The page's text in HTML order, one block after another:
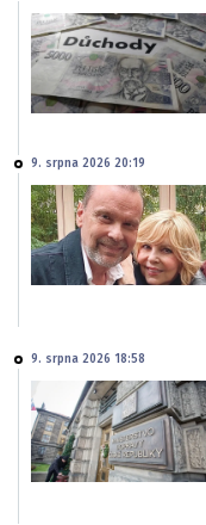
9. srpna 2026 20:19
9. srpna 2026 18:58